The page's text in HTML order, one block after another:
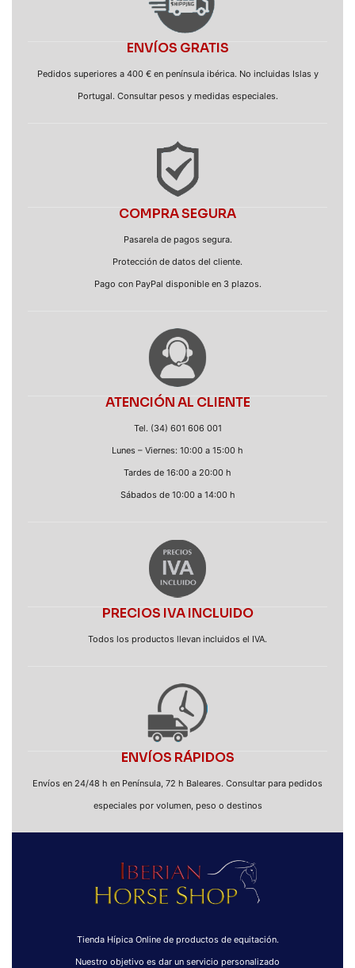
ENVÍOS GRATIS
Pedidos superiores a 400 € en península ibérica. No incluidas Islas y
Portugal. Consultar pesos y medidas especiales.
COMPRA SEGURA
Pasarela de pagos segura.
Protección de datos del cliente.
Pago con PayPal disponible en 3 plazos.
ATENCIÓN AL CLIENTE
Tel. (34) 601 606 001
Lunes – Viernes: 10:00 a 15:00 h
Tardes de 16:00 a 20:00 h
Sábados de 10:00 a 14:00 h
PRECIOS IVA INCLUIDO
Todos los productos llevan incluidos el IVA.
ENVÍOS RÁPIDOS
Envíos en 24/48 h en Península, 72 h Baleares. Consultar para pedidos
especiales por volumen, peso o destinos
Tienda Hípica Online de productos de equitación.
Nuestro objetivo es dar un servicio personalizado